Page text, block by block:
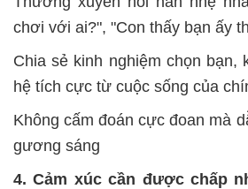
chơi với ai?", "Con thấy bạn ấy
Chia sẻ kinh nghiệm chọn bạn,
hệ tích cực từ cuộc sống của
Không cấm đoán cực đoan mà
gương sáng
4. Cảm xúc cần được chấp